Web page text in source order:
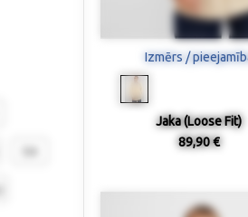
Izmērs /
Jaka (Loose Fit)
89,90 €